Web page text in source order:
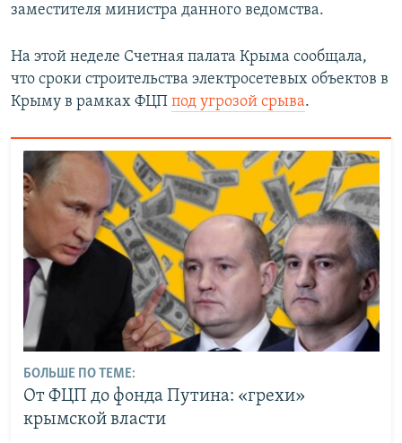
заместителя министра данного ведомства.
На этой неделе Счетная палата Крыма сообщала,
что сроки строительства электросетевых объектов в
Крыму в рамках ФЦП под угрозой срыва.
БОЛЬШЕ ПО ТЕМЕ:
От ФЦП до фонда Путина: «грехи»
крымской власти